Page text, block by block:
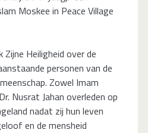
Moskee in Peace Village
Zijne Heiligheid over de
personen van de
Zowel Imam
Nusrat Jahan overleden op
nadat zij hun leven
en de mensheid